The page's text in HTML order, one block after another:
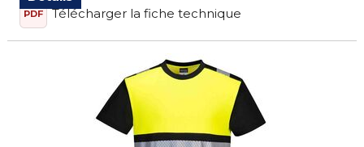
PDF Télécharger la fiche technique